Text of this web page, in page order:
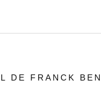
DE FRANCK